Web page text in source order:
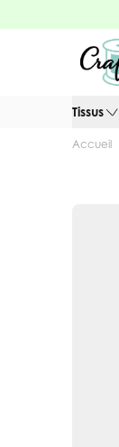
Tissus
Accueil